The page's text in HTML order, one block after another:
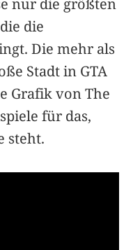
nur die größten
die
Die mehr als
Stadt in GTA
Grafik von The
für das,
steht.‌